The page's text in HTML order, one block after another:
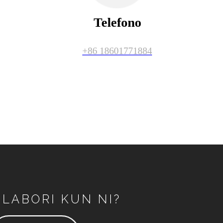
Telefono
+86 18601771884
KUN NI?